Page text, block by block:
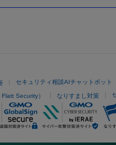
セキュリティ相談AIチャットボット
Security） なりすまし対策